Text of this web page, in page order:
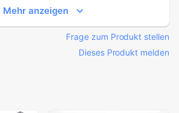
Mehr anzeigen
Frage zum Produkt stellen
Dieses Produkt melden